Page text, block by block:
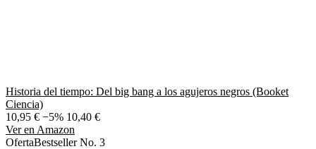
Historia del tiempo: Del big bang a los agujeros negros (Booket
Ciencia)
10,95 € −5% 10,40 €
Ver en Amazon
OfertaBestseller No. 3